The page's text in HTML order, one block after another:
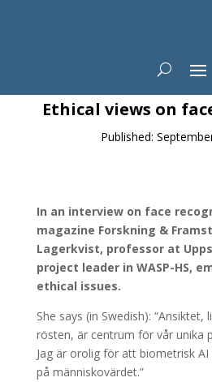
News
Ethical views on
Published:
In an interview on face
magazine Forskning &
Lagerkvist, professor at
project leader in WASP-HS,
ethical issues.
She says (in Swedish):
rösten, är centrum för vår unika
Jag är orolig för att biometrisk
på människovärdet.”